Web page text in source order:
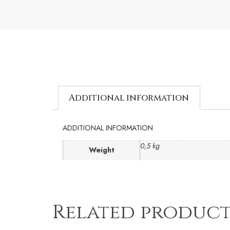
Additional information
ADDITIONAL INFORMATION
Weight 0,5 kg
Related